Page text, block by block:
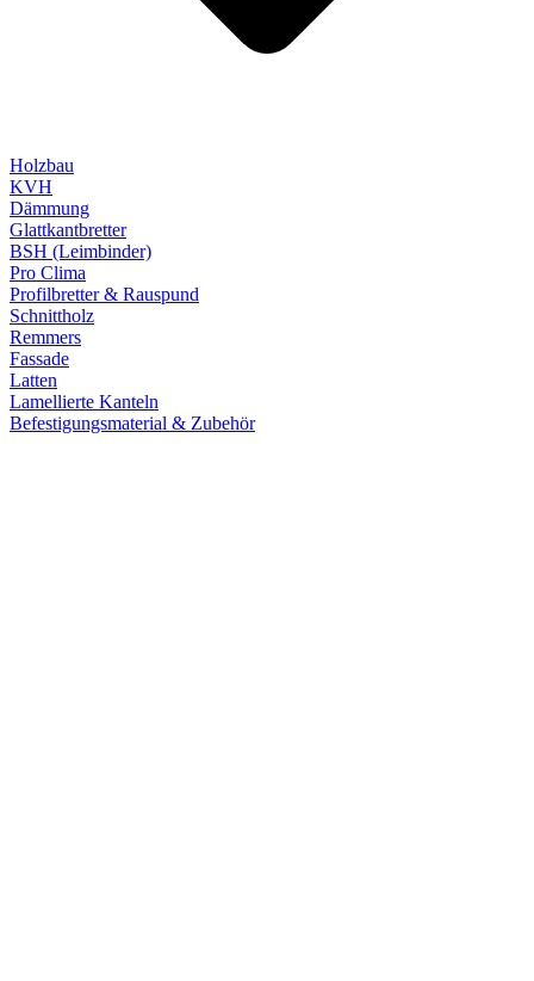
Holzbau
KVH
Dämmung
Glattkantbretter
BSH (Leimbinder)
Pro Clima
Profilbretter & Rauspund
Schnittholz
Remmers
Fassade
Latten
Lamellierte Kanteln
Befestigungsmaterial & Zubehör